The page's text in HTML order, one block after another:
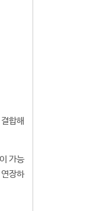
합해
가능
장하